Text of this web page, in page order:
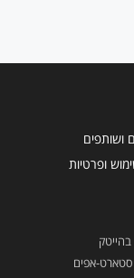
ושותפים
ופרטיות
בהייטק
סטארט-אפים